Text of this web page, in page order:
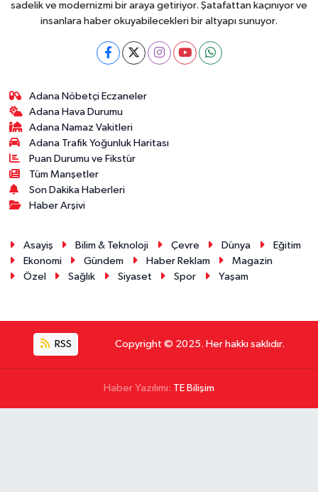
sadelik ve modernizmi bir araya getiriyor. Şatafattan kaçınıyor ve
insanlara haber okuyabilecekleri bir altyapı sunuyor.
Adana Nöbetçi Eczaneler
Adana Hava Durumu
Adana Namaz Vakitleri
Adana Trafik Yoğunluk Haritası
Puan Durumu ve Fikstür
Tüm Manşetler
Son Dakika Haberleri
Haber Arşivi
Asayiş Bilim & Teknoloji Çevre Dünya
Eğitim
Ekonomi
Gündem Haber Reklam
Magazin
Özel
Sağlık Siyaset Spor Yaşam
RSS Copyright © 2025. Her hakkı saklıdır.
Haber Yazılımı: TE Bilişim